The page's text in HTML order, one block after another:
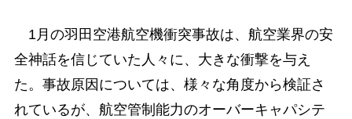
1月の羽田空港航空機衝突事故は、航空業界の安
全神話を信じていた人々に、大きな衝撃を与え
た。事故原因については、様々な角度から検証さ
れているが、航空管制能力のオーバーキャパシテ